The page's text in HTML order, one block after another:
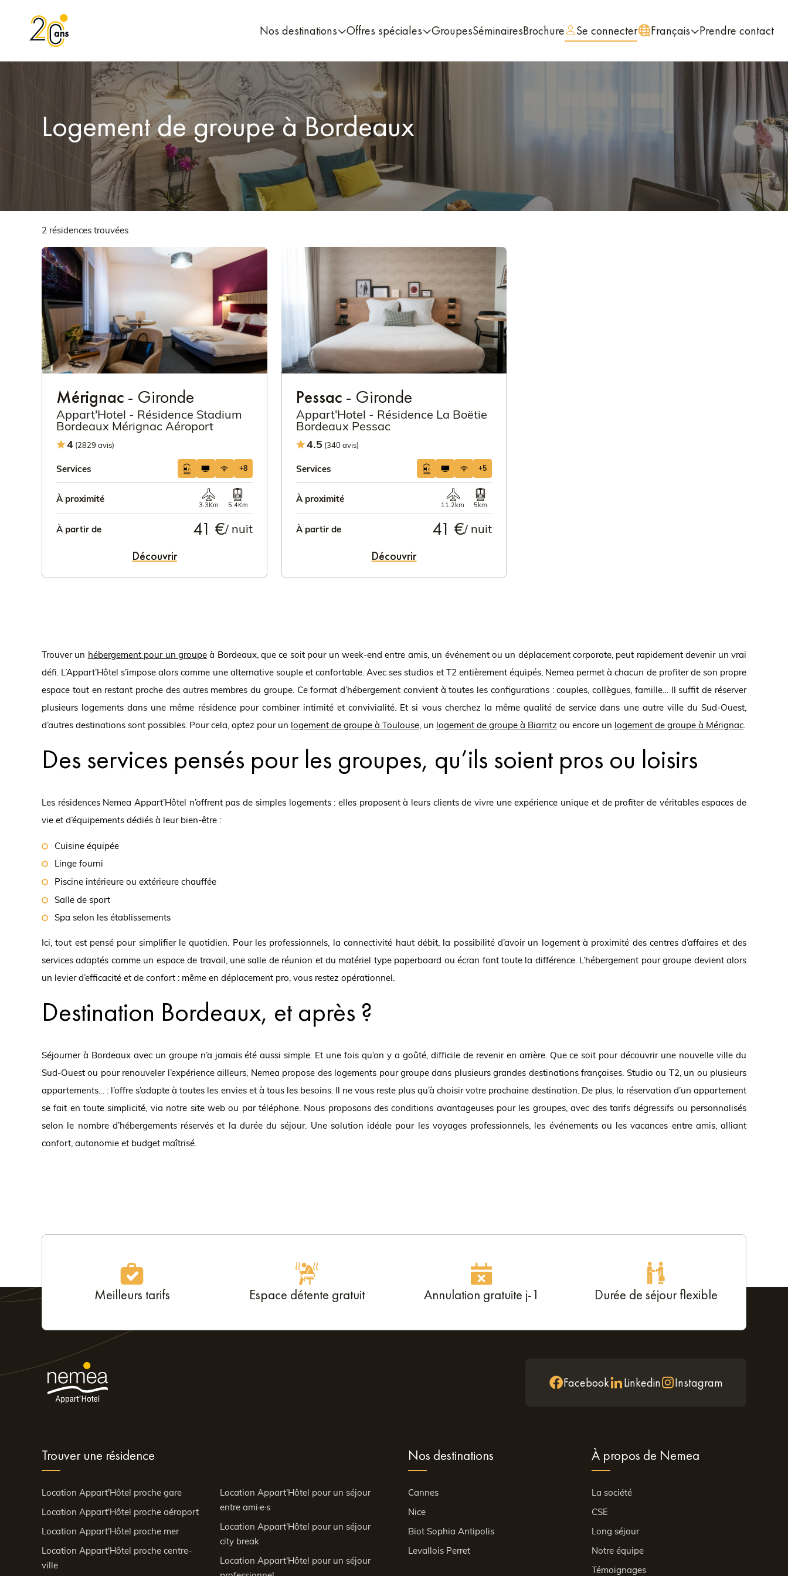
Nos destinations Offres spéciales GroupesSéminairesBrochure Se connecter Français Prendre contact
Logement de groupe à Bordeaux
2 résidences trouvées
Mérignac - Gironde
Appart'Hotel - Résidence Stadium
Bordeaux Mérignac Aéroport
4 (2829 avis)
Services +8
À proximité
3.3Km 5.4Km
À partir de 41 €/ nuit
Découvrir
Pessac- Gironde
Appart'Hotel - Résidence La Boëtie
Bordeaux Pessac
4.5 (340 avis)
Services +5
À proximité
11.2km 5km
À partir de 41 €/ nuit
Découvrir
Trouver un hébergement pour un groupeà Bordeaux, que ce soit pour un week-end entre amis, un événement ou un déplacement corporate, peut rapidement devenir un vrai
défi. L’Appart’Hôtel s’impose alors comme une alternative souple et confortable. Avec ses studios et T2 entièrement équipés, Nemea permet à chacun de profiter de son propre
espace tout en restant proche des autres membres du groupe. Ce format d’hébergement convient à toutes les configurations : couples, collègues, famille… Il suffit de réserver
plusieurs logements dans une même résidence pour combiner intimité et convivialité. Et si vous cherchez la même qualité de service dans une autre ville du Sud-Ouest,
d’autres destinations sont possibles. Pour cela, optez pour un logement de groupe à Toulouse, un logement de groupe à Biarritz ou encore un logement de groupe à Mérignac.
Des services pensés pour les groupes, qu’ils soient pros ou loisirs
Les résidences Nemea Appart’Hôtel n’offrent pas de simples logements : elles proposent à leurs clients de vivre une expérience unique et de profiter de véritables espaces de
vie et d’équipements dédiés à leur bien-être :
Cuisine équipée
Linge fourni
Piscine intérieure ou extérieure chauffée
Salle de sport
Spa selon les établissements
Ici, tout est pensé pour simplifier le quotidien. Pour les professionnels, la connectivité haut débit, la possibilité d’avoir un logement à proximité des centres d’affaires et des
services adaptés comme un espace de travail, une salle de réunion et du matériel type paperboard ou écran font toute la différence. L’hébergement pour groupe devient alors
un levier d’efficacité et de confort : même en déplacement pro, vous restez opérationnel.
Destination Bordeaux, et après ?
Séjourner à Bordeaux avec un groupe n’a jamais été aussi simple. Et une fois qu’on y a goûté, difficile de revenir en arrière. Que ce soit pour découvrir une nouvelle ville du
Sud-Ouest ou pour renouveler l’expérience ailleurs, Nemea propose des logements pour groupe dans plusieurs grandes destinations françaises. Studio ou T2, un ou plusieurs
appartements… : l’offre s’adapte à toutes les envies et à tous les besoins. Il ne vous reste plus qu’à choisir votre prochaine destination. De plus, la réservation d’un appartement
se fait en toute simplicité, via notre site web ou par téléphone. Nous proposons des conditions avantageuses pour les groupes, avec des tarifs dégressifs ou personnalisés
selon le nombre d’hébergements réservés et la durée du séjour. Une solution idéale pour les voyages professionnels, les événements ou les vacances entre amis, alliant
confort, autonomie et budget maîtrisé.
Meilleurs tarifs Espace détente gratuit Annulation gratuite j-1 Durée de séjour flexible
Facebook Linkedin Instagram
Trouver une résidence
Location Appart'Hôtel proche gare
Location Appart'Hôtel proche aéroport
Location Appart'Hôtel proche mer
Location Appart'Hôtel proche centre-
ville
Location Appart'Hôtel pour un séjour
entre ami·e·s
Location Appart'Hôtel pour un séjour
city break
Location Appart'Hôtel pour un séjour
Nos destinations
Cannes
Nice
Biot Sophia Antipolis
Levallois Perret
À propos de Nemea
La société
CSE
Long séjour
Notre équipe
Témoignages